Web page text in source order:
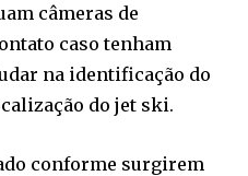
câmeras de
caso tenham
na identificação do
do jet ski.
conforme surgirem